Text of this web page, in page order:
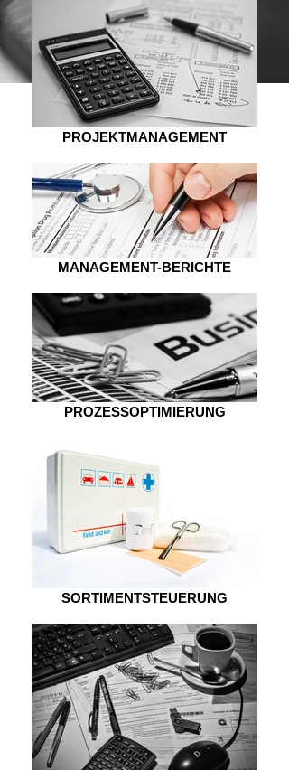
PROJEKTMANAGEMENT
MANAGEMENT-BERICHTE
PROZESSOPTIMIERUNG
SORTIMENTSTEUERUNG